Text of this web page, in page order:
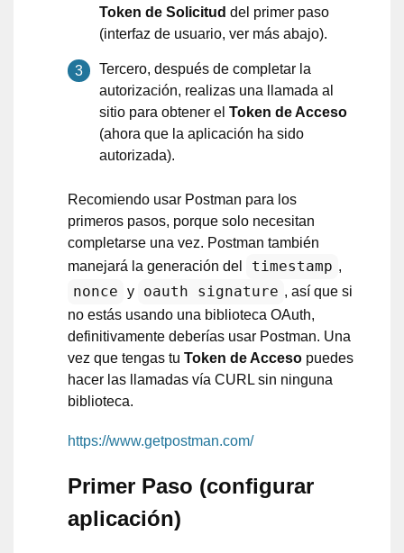
Token de Solicitud del primer paso
(interfaz de usuario, ver más abajo).
Tercero, después de completar la
autorización, realizas una llamada al
sitio para obtener el Token de Acceso
(ahora que la aplicación ha sido
autorizada).
Recomiendo usar Postman para los
primeros pasos, porque solo necesitan
completarse una vez. Postman también
manejará la generación del
timestamp ,
nonce y oauth signature , así que si
no estás usando una biblioteca OAuth,
definitivamente deberías usar Postman. Una
vez que tengas tu Token de Acceso puedes
hacer las llamadas vía CURL sin ninguna
biblioteca.
https://www.getpostman.com/
Primer Paso (configurar
aplicación)